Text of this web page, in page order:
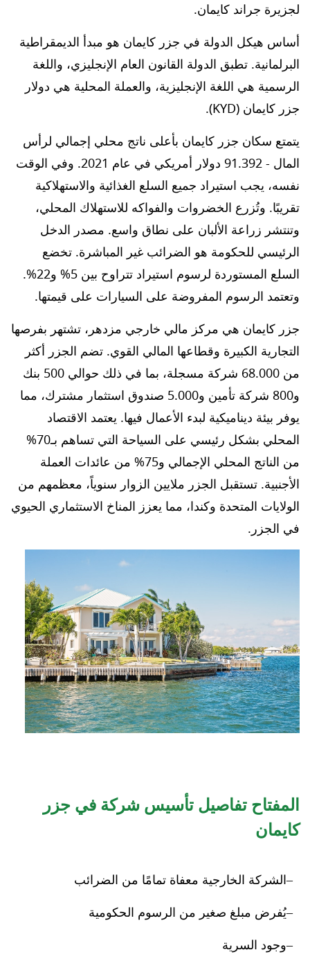
لجزيرة جراند كايمان.
أساس هيكل الدولة في جزر كايمان هو مبدأ الديمقراطية
البرلمانية. تطبق الدولة القانون العام الإنجليزي، واللغة
الرسمية هي اللغة الإنجليزية، والعملة المحلية هي دولار
جزر كايمان (KYD).
يتمتع سكان جزر كايمان بأعلى ناتج محلي إجمالي لرأس
المال - 91.392 دولار أمريكي في عام 2021. وفي الوقت
نفسه، يجب استيراد جميع السلع الغذائية والاستهلاكية
تقريبًا. وتُزرع الخضروات والفواكه للاستهلاك المحلي،
وتنتشر زراعة الألبان على نطاق واسع. مصدر الدخل
الرئيسي للحكومة هو الضرائب غير المباشرة. تخضع
السلع المستوردة لرسوم استيراد تتراوح بين 5% و22%.
وتعتمد الرسوم المفروضة على السيارات على قيمتها.
جزر كايمان هي مركز مالي خارجي مزدهر، تشتهر بفرصها
التجارية الكبيرة وقطاعها المالي القوي. تضم الجزر أكثر
من 68.000 شركة مسجلة، بما في ذلك حوالي 500 بنك
و800 شركة تأمين و5.000 صندوق استثمار مشترك، مما
يوفر بيئة ديناميكية لبدء الأعمال فيها. يعتمد الاقتصاد
المحلي بشكل رئيسي على السياحة التي تساهم بـ70%
من الناتج المحلي الإجمالي و75% من عائدات العملة
الأجنبية. تستقبل الجزر ملايين الزوار سنوياً، معظمهم من
الولايات المتحدة وكندا، مما يعزز المناخ الاستثماري الحيوي
في الجزر.
المفتاح تفاصيل تأسيس شركة في جزر
كايمان
الشركة الخارجية معفاة تمامًا من الضرائب
يُفرض مبلغ صغير من الرسوم الحكومية
وجود السرية